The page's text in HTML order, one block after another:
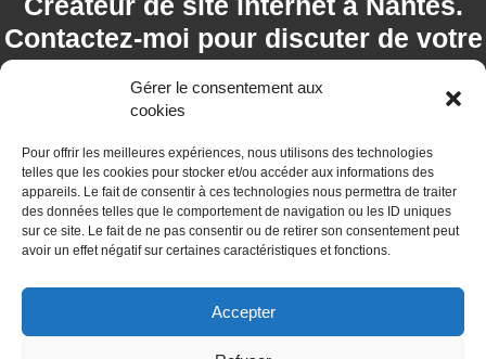
Gérer le consentement aux
cookies
Pour offrir les meilleures expériences, nous utilisons des technologies
telles que les cookies pour stocker et/ou accéder aux informations des
appareils. Le fait de consentir à ces technologies nous permettra de traiter
des données telles que le comportement de navigation ou les ID uniques
sur ce site. Le fait de ne pas consentir ou de retirer son consentement peut
avoir un effet négatif sur certaines caractéristiques et fonctions.
Accepter
Contactez-moi pour discuter de votre
projet !
JE SUIS DISPO ! Contactez-moi
EXPLIQUEZ-MOI VOTRE PROJET (2MN)